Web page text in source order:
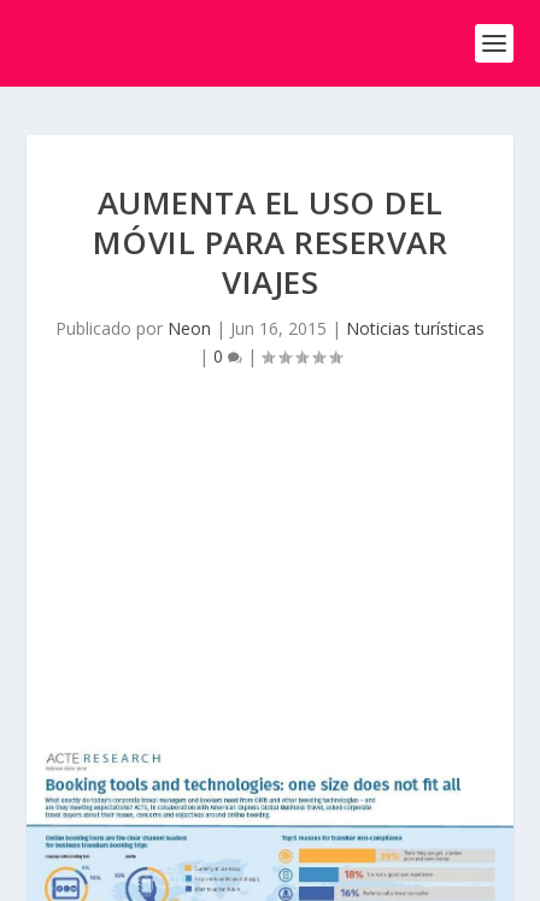
AUMENTA EL USO DEL
MÓVIL PARA RESERVAR
VIAJES
Publicado por Neon | Jun 16, 2015 | Noticias turísticas
| 0 |